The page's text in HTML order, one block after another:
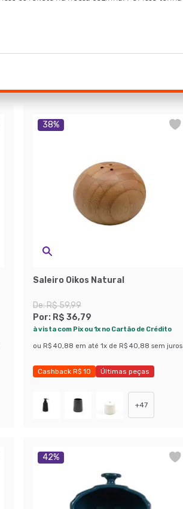
38%
Saleiro Oikos Natural
De:R$ 59,99
Por: R$ 36,79
à vista com Pix ou 1x no Cartão de Crédito
ou R$ 40,88 em até 1x de R$ 40,88 sem juros
Cashback R$ 10
Últimas peças
+47
42%